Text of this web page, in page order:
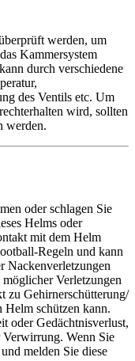
werden, um
Kammersystem
durch verschiedene
des Ventils etc. Um
wird, sollten
werden.
oder schlagen Sie
Helms oder
mit dem Helm
Regeln und kann
Nackenverletzungen
Verletzungen
zu Gehirnerschütterung/
schützen kann.
oder Gedächtnisverlust,
Wenn Sie
melden Sie diese